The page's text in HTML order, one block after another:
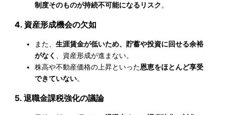
制度そのものが持続不可能になるリスク 。
4. 資産形成機会の欠如
また、生涯賃金が低いため、貯蓄や投資に回せる余裕
がなく
、資産形成が進まない。
株高や不動産価格の上昇といった恩恵をほとんど享受
できていない。
5. 退職金課税強化の議論